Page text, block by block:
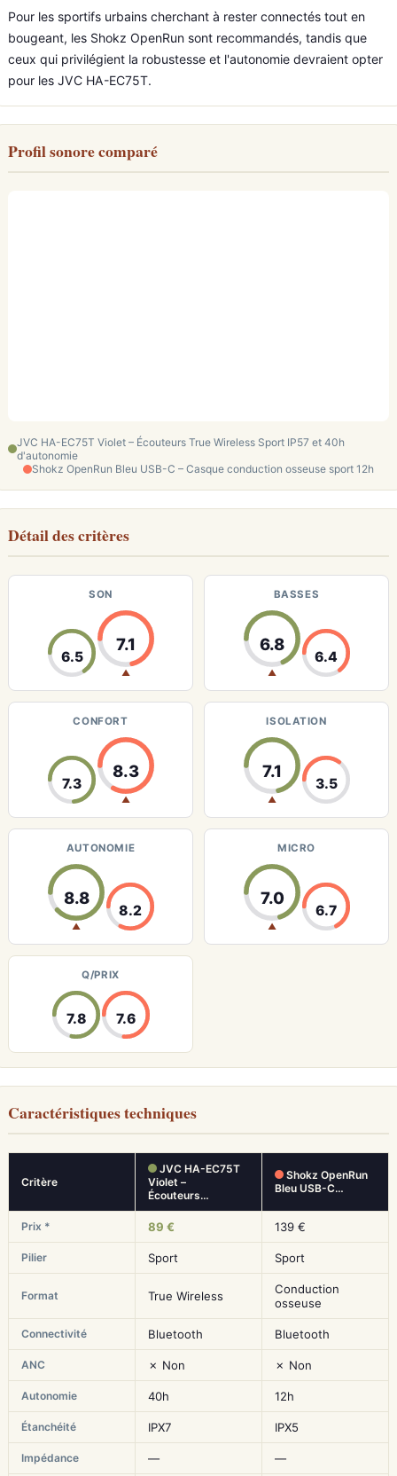
Pour les sportifs urbains cherchant à rester connectés tout en
bougeant, les Shokz OpenRun sont recommandés, tandis que
ceux qui privilégient la robustesse et l'autonomie devraient opter
pour les JVC HA-EC75T.
Profil sonore comparé
JVC HA-EC75T Violet – Écouteurs True Wireless Sport IP57 et 40h
d'autonomie
Shokz OpenRun Bleu USB-C – Casque conduction osseuse sport 12h
Détail des critères
SON
6.5
7.1
▲
BASSES
6.8
▲
6.4
CONFORT
7.3
8.3
▲
ISOLATION
7.1
▲
3.5
AUTONOMIE
8.8
▲
8.2
MICRO
7.0
▲
6.7
Q/PRIX
7.8 7.6
Caractéristiques techniques
Critère
JVC HA-EC75T
Violet –
Écouteurs…
Shokz OpenRun
Bleu USB-C…
Prix * 89 € 139 €
Pilier Sport Sport
Format True Wireless
Conduction
osseuse
Connectivité Bluetooth Bluetooth
ANC ✗ Non ✗ Non
Autonomie 40h 12h
Étanchéité IPX7 IPX5
Impédance — —